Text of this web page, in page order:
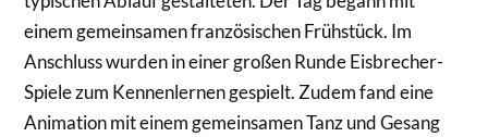
einem gemeinsamen französischen Frühstück. Im
Anschluss wurden in einer großen Runde Eisbrecher-
Spiele zum Kennenlernen gespielt. Zudem fand eine
Animation mit einem gemeinsamen Tanz und Gesang